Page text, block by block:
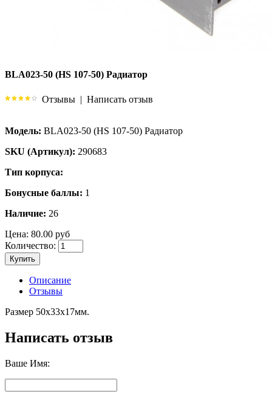
BLA023-50 (HS 107-50) Радиатор
Отзывы | Написать отзыв
Модель: BLA023-50 (HS 107-50) Радиатор
SKU (Артикул): 290683
Тип корпуса:
Бонусные баллы: 1
Наличие: 26
Цена: 80.00 руб
Количество:
Купить
Описание
Отзывы
Размер 50x33x17мм.
Написать отзыв
Ваше Имя: